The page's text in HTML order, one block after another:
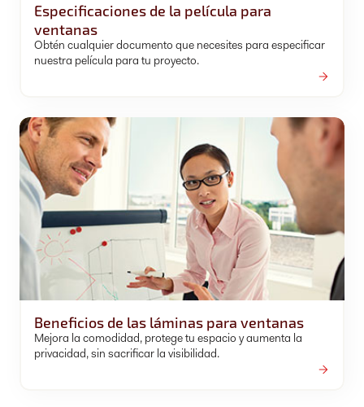
Especificaciones de la película para
ventanas
Obtén cualquier documento que necesites para especificar
nuestra película para tu proyecto.
Beneficios de las láminas para ventanas
Mejora la comodidad, protege tu espacio y aumenta la
privacidad, sin sacrificar la visibilidad.